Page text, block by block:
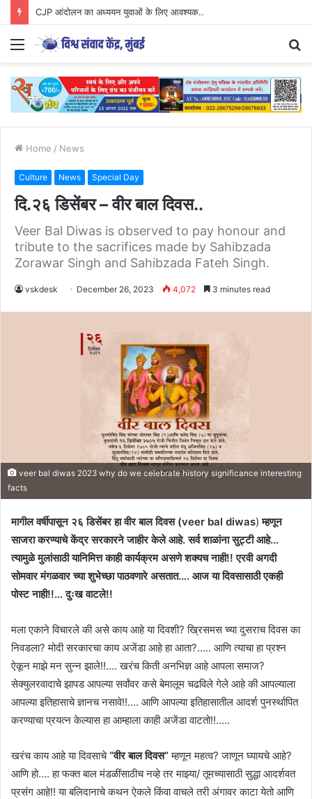
Parenting Has Its Limits….
Menu
Home / News
Culture News Special Day
दि.२६ डिसेंबर – वीर बाल दिवस..
Veer Bal Diwas is observed to pay honour and
tribute to the sacrifices made by Sahibzada
Zorawar Singh and Sahibzada Fateh Singh.
vskdesk December 26, 2023 4,072 3 minutes read
veer bal diwas 2023 why do we celebrate history significance interesting
facts
मागील वर्षीपासून २६ डिसेंबर हा वीर बाल दिवस (veer bal diwas)म्हणून
साजरा करण्याचे केंद्र सरकारने जाहीर केले आहे. सर्व शाळांना सुट्टी आहे…
त्यामुळे मुलांसाठी यानिमित्त काही कार्यक्रम असणे शक्यच नाही!! एरवी अगदी
सोमवार मंगळवार च्या शुभेच्छा पाठवणारे असतात…. आज या दिवसासाठी एकही
पोस्ट नाही!!… दुःख वाटले!!
मला एकाने विचारले की असे काय आहे या दिवशी? ख्रिसमस च्या दुसराच दिवस का
निवडला? मोदी सरकारचा काय अजेंडा आहे हा आता?….. आणि त्याचा हा प्रश्न
ऐकून माझे मन सुन्न झाले!!…. खरंच किती अनभिज्ञ आहे आपला समाज?
सेक्युलरवादाचे झापड आपल्या सर्वांवर कसे बेमालूम चढविले गेले आहे की आपल्याला
आपल्या इतिहासाचे ज्ञानच नसावे!!…. आणि आपल्या इतिहासातील आदर्श पुनर्स्थापित
करण्याचा प्रयत्न केल्यास हा आम्हाला काही अजेंडा वाटतो!!…..
खरंच काय आहे या दिवसाचे“वीर बाल दिवस”म्हणून महत्व? जाणून घ्यायचे आहे?
आणि हो…. हा फक्त बाल मंडळींसाठीच नव्हे तर माझ्या/ तूमच्यासाठी सुद्धा आदर्शवत
प्रसंग आहे!! या बलिदानाचे कथन ऐकले किंवा वाचले तरी अंगावर काटा येतो आणि